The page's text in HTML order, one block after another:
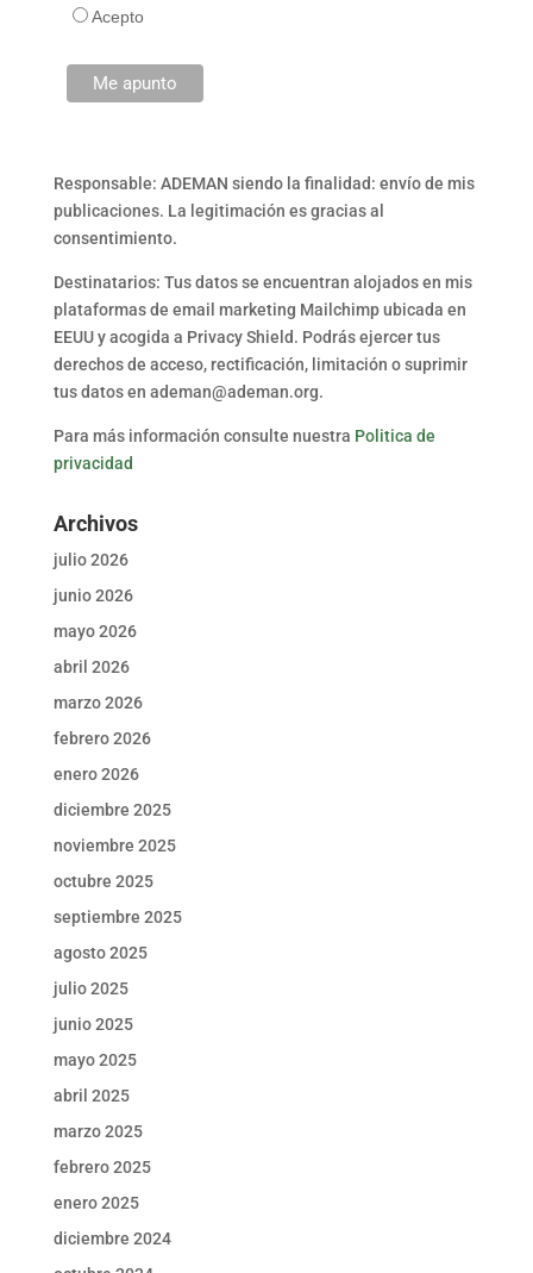
Acepto
Responsable: ADEMAN siendo la finalidad: envío de mis
publicaciones. La legitimación es gracias al
consentimiento.
Destinatarios: Tus datos se encuentran alojados en mis
plataformas de email marketing Mailchimp ubicada en
EEUU y acogida a Privacy Shield. Podrás ejercer tus
derechos de acceso, rectificación, limitación o suprimir
tus datos en ademan@ademan.org.
Para más información consulte nuestra Politica de
privacidad
Archivos
julio 2026
junio 2026
mayo 2026
abril 2026
marzo 2026
febrero 2026
enero 2026
diciembre 2025
noviembre 2025
octubre 2025
septiembre 2025
agosto 2025
julio 2025
junio 2025
mayo 2025
abril 2025
marzo 2025
febrero 2025
enero 2025
diciembre 2024